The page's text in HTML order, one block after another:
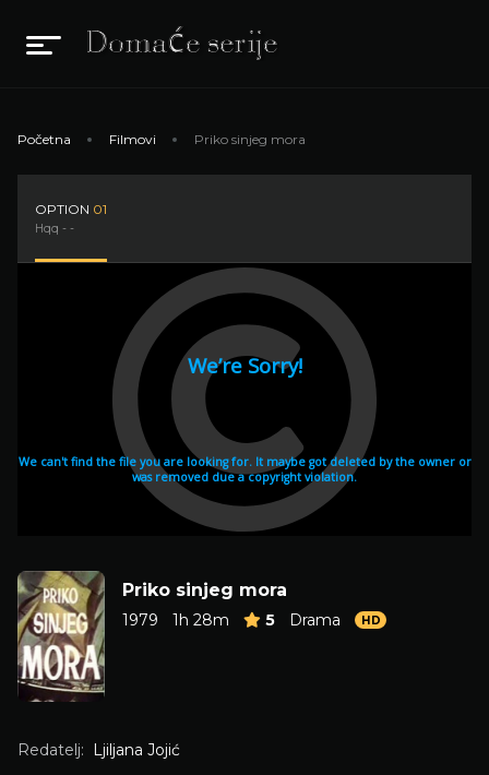
Početna Filmovi Priko sinjeg mora
OPTION 01
Hqq - -
Priko sinjeg mora
1979 1h 28m 5 Drama HD
Redatelj:
Ljiljana Jojić